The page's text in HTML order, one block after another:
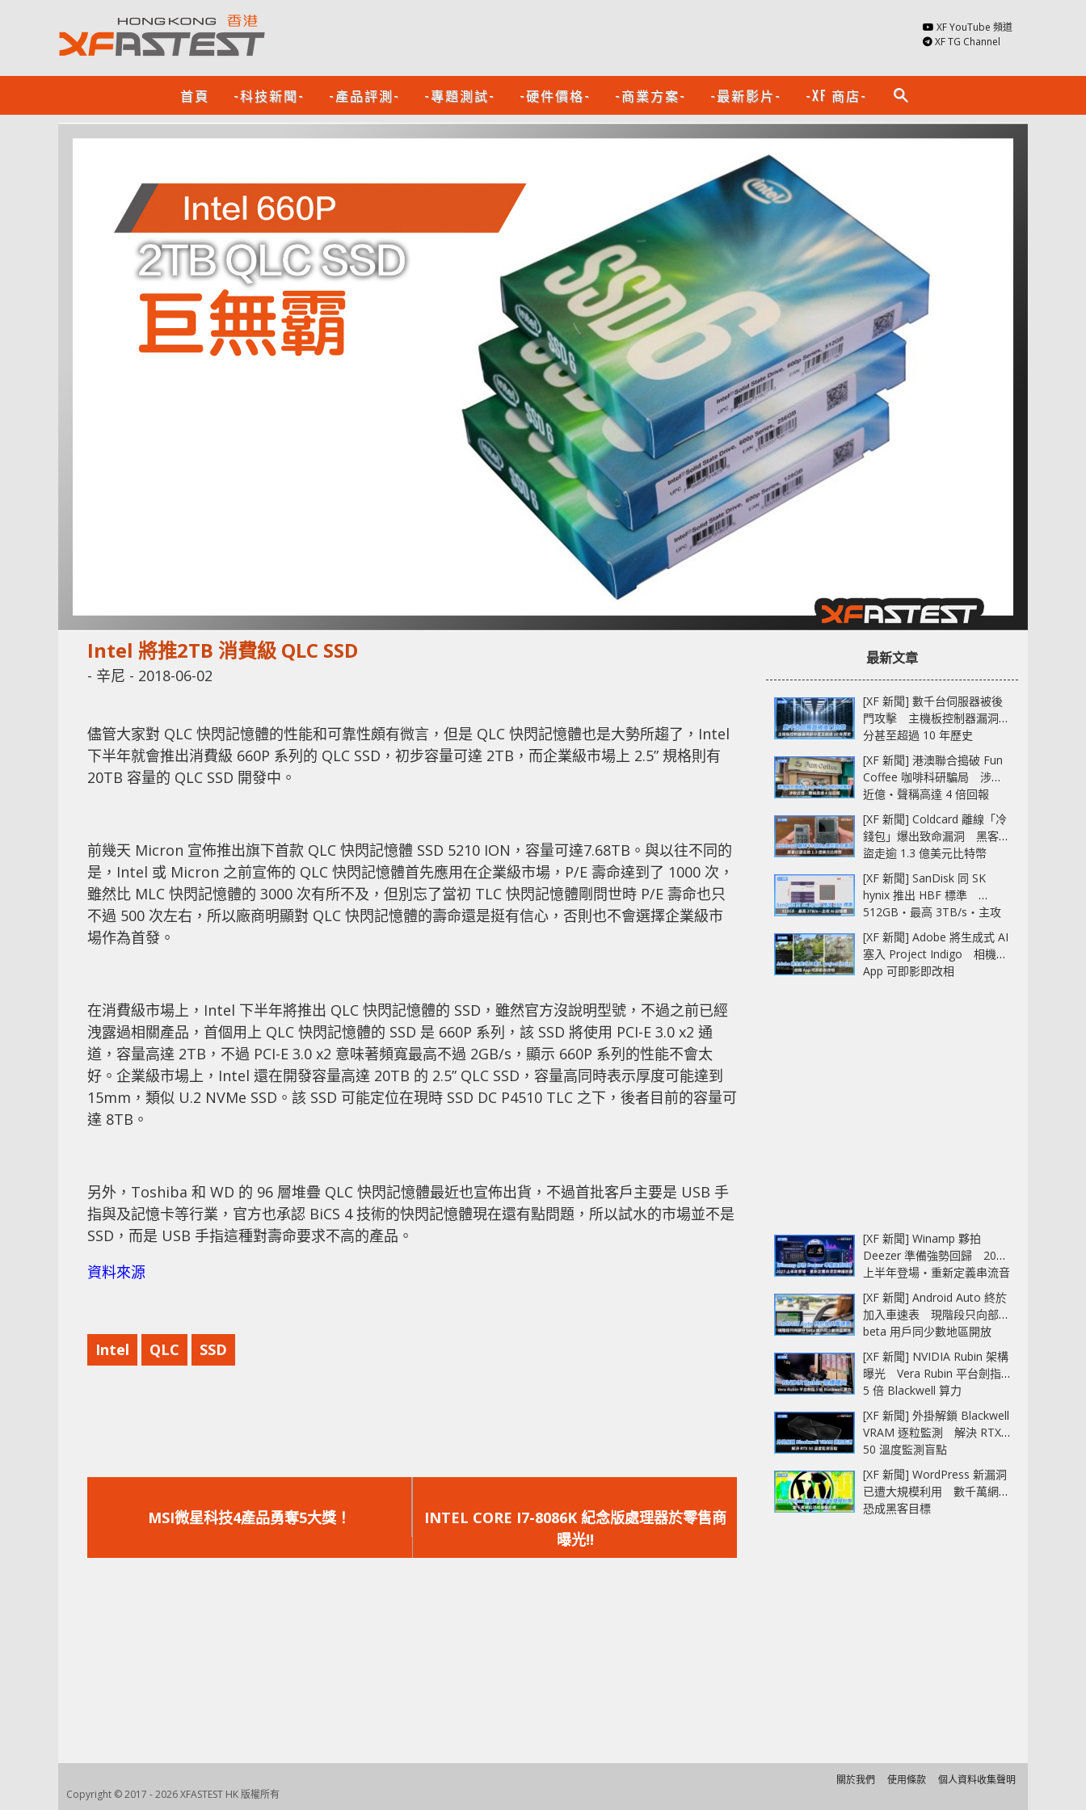
XF YouTube 頻道
XF TG Channel
首頁 -科技新聞- -產品評測- -專題測試- -硬件價格- -商業方案- -最新影片- -XF 商店- search
Intel 將推2TB 消費級 QLC SSD
- 辛尼 - 2018-06-02
儘管大家對 QLC 快閃記憶體的性能和可靠性頗有微言，但是 QLC 快閃記憶體也是大勢所趨了，Intel
下半年就會推出消費級 660P 系列的 QLC SSD，初步容量可達 2TB，而企業級市場上 2.5” 規格則有
20TB 容量的 QLC SSD 開發中。
前幾天 Micron 宣佈推出旗下首款 QLC 快閃記憶體 SSD 5210 ION，容量可達7.68TB。與以往不同的
是，Intel 或 Micron 之前宣佈的 QLC 快閃記憶體首先應用在企業級市場，P/E 壽命達到了 1000 次，
雖然比 MLC 快閃記憶體的 3000 次有所不及，但別忘了當初 TLC 快閃記憶體剛問世時 P/E 壽命也只
不過 500 次左右，所以廠商明顯對 QLC 快閃記憶體的壽命還是挺有信心，否則也不會選擇企業級市
場作為首發。
在消費級市場上，Intel 下半年將推出 QLC 快閃記憶體的 SSD，雖然官方沒說明型號，不過之前已經
洩露過相關產品，首個用上 QLC 快閃記憶體的 SSD 是 660P 系列，該 SSD 將使用 PCI-E 3.0 x2 通
道，容量高達 2TB，不過 PCI-E 3.0 x2 意味著頻寬最高不過 2GB/s，顯示 660P 系列的性能不會太
好。企業級市場上，Intel 還在開發容量高達 20TB 的 2.5” QLC SSD，容量高同時表示厚度可能達到
15mm，類似 U.2 NVMe SSD。該 SSD 可能定位在現時 SSD DC P4510 TLC 之下，後者目前的容量可
達 8TB。
另外，Toshiba 和 WD 的 96 層堆疊 QLC 快閃記憶體最近也宣佈出貨，不過首批客戶主要是 USB 手
指與及記憶卡等行業，官方也承認 BiCS 4 技術的快閃記憶體現在還有點問題，所以試水的市場並不是
SSD，而是 USB 手指這種對壽命要求不高的產品。
資料來源
Intel QLC SSD
一
文
MSI微星科技4產品勇奪5大獎！
一
篇
文
INTEL CORE I7-8086K 紀念版處理器於零售商
曝光!!
最新文章
[XF 新聞] 數千台伺服器被後
門攻擊 主機板控制器漏洞部
分甚至超過 10 年歷史
[XF 新聞] 港澳聯合搗破 Fun
Coffee 咖啡科研騙局 涉款
近億‧聲稱高達 4 倍回報
[XF 新聞] Coldcard 離線「冷
錢包」爆出致命漏洞 黑客已
盜走逾 1.3 億美元比特幣
[XF 新聞] SanDisk 同 SK
hynix 推出 HBF 標準
512GB‧最高 3TB/s‧主攻
AI 記憶體
[XF 新聞] Adobe 將生成式 AI
塞入 Project Indigo 相機
App 可即影即改相
[XF 新聞] Winamp 夥拍
Deezer 準備強勢回歸 2027
上半年登場‧重新定義串流音
樂播放器
[XF 新聞] Android Auto 終於
加入車速表 現階段只向部分
beta 用戶同少數地區開放
[XF 新聞] NVIDIA Rubin 架構
曝光 Vera Rubin 平台劍指
5 倍 Blackwell 算力
[XF 新聞] 外掛解鎖 Blackwell
VRAM 逐粒監測 解決 RTX
50 溫度監測盲點
[XF 新聞] WordPress 新漏洞
已遭大規模利用 數千萬網站
恐成黑客目標
Copyright © 2017 - 2026 XFASTEST HK 版權所有
關於我們 使用條款 個人資料收集聲明